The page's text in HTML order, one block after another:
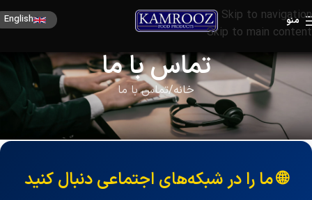
Skip to navigation
Skip to main content
منو English
تماس با ما
خانه تماس با ما
🌐 ما را در شبکه‌های اجتماعی دنبال کنید